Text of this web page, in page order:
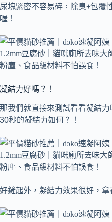
尿塊緊密不容易碎，除臭+包覆
喔！
凝結力好嗎？！
那我們就直接來測試看看凝結
30秒的凝結力如何？！
好鏟起外，凝結力效果很好，